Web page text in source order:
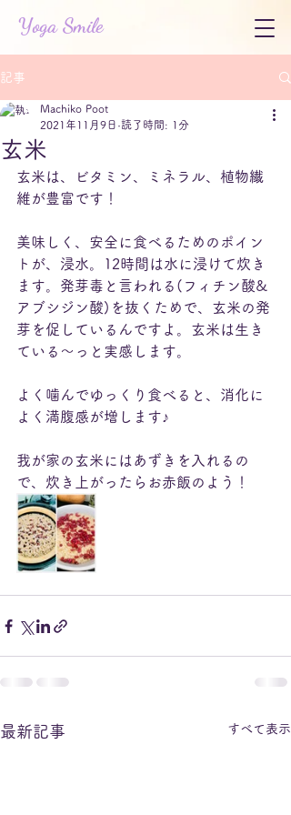
Yoga Smile
記事
玄米
Machiko Poot
2021年11月9日 読了時間: 1分
玄米は、ビタミン、ミネラル、植物繊
維が豊富です！
美味しく、安全に食べるためのポイン
トが、浸水。12時間は水に浸けて炊き
ます。発芽毒と言われる(フィチン酸&
アブシジン酸)を抜くためで、玄米の発
芽を促しているんですよ。玄米は生き
ている〜っと実感します。
よく噛んでゆっくり食べると、消化に
よく満腹感が増します♪
我が家の玄米にはあずきを入れるの
で、炊き上がったらお赤飯のよう！
最新記事 すべて表示